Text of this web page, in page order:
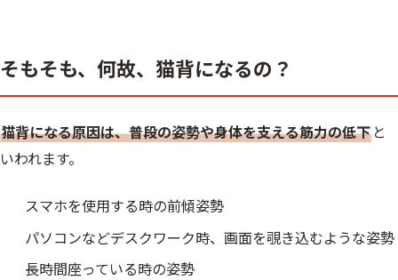
そもそも、何故、猫背になるの？
猫背になる原因は、普段の姿勢や身体を支える筋力の低下と
いわれます。
スマホを使用する時の前傾姿勢
パソコンなどデスクワーク時、画面を覗き込むような姿勢
長時間座っている時の姿勢